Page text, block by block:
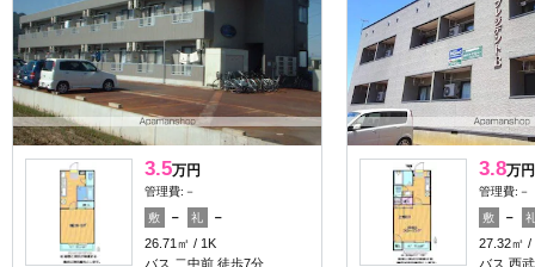
3.5万円
管理費:－
敷 － 礼
－
26.71㎡
1K
バス 二中前 徒歩7分
3.8万円
管理費:－
敷 －
27.32㎡
バス 西